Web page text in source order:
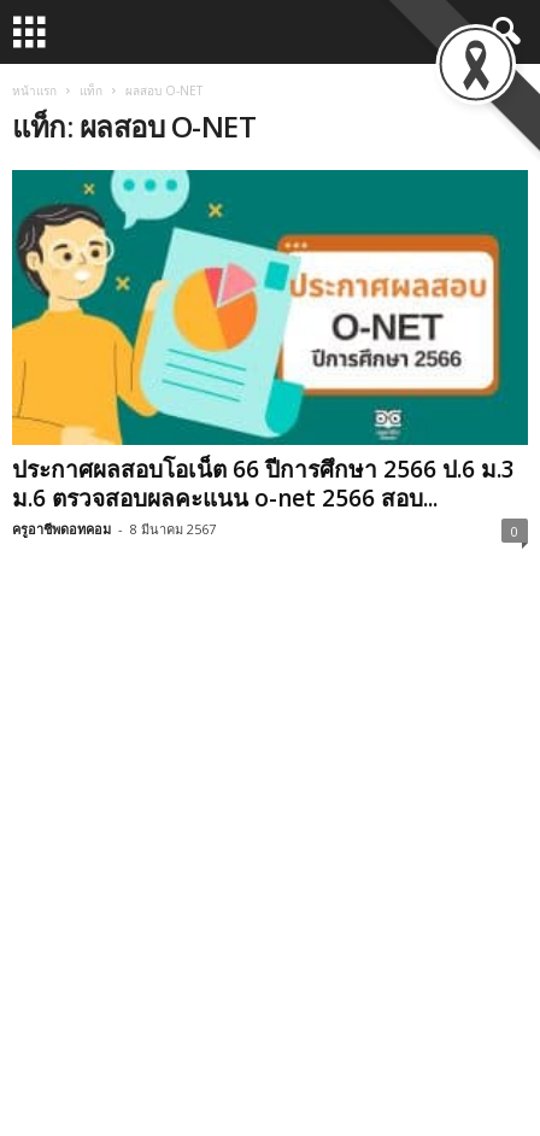
หน้าแรก แท็ก ผลสอบ O-NET
แท็ก: ผลสอบ O-NET
ประกาศผลสอบโอเน็ต 66 ปีการศึกษา 2566 ป.6 ม.3
ม.6 ตรวจสอบผลคะแนน o-net 2566 สอบ...
ครูอาชีพดอทคอม - 8 มีนาคม 2567 0